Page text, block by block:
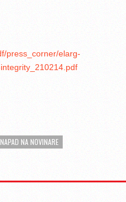
press_corner/elarg-
NAPAD NA NOVINARE